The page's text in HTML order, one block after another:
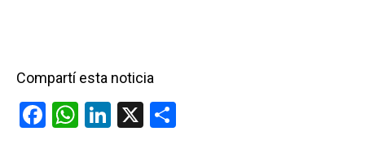
Compartí esta noticia
F
W Li
X